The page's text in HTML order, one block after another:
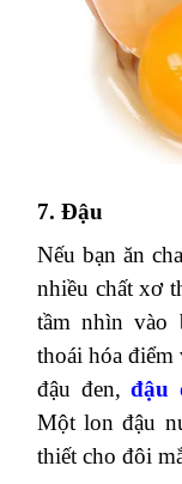
6. Cà chua
Cà chua chứa
bảo vệ võng
chua có tác
bệnh quáng
giúp ngăn
nghiêm trọng